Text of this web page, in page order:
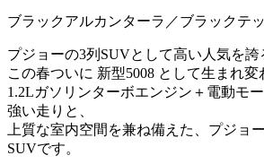
ブラックアルカンターラ／ブラックテ
プジョーの3列SUVとして高い人気を誇
この春ついに 新型5008 として生まれ変
1.2Lガソリンターボエンジン＋電動モ
強い走りと、
上質な室内空間を兼ね備えた、プジョ
SUVです。